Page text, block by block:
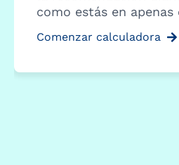
como estás en
Comenzar calculadora